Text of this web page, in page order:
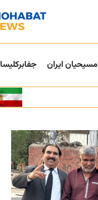
مسیحیان ایران جفا‌بر‌کلیسا